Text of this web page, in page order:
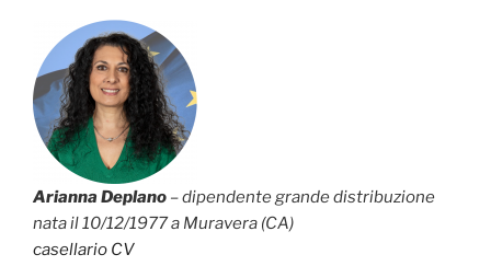
Arianna Deplano – dipendente grande distribuzione
nata il 10/12/1977 a Muravera (CA)
casellario CV